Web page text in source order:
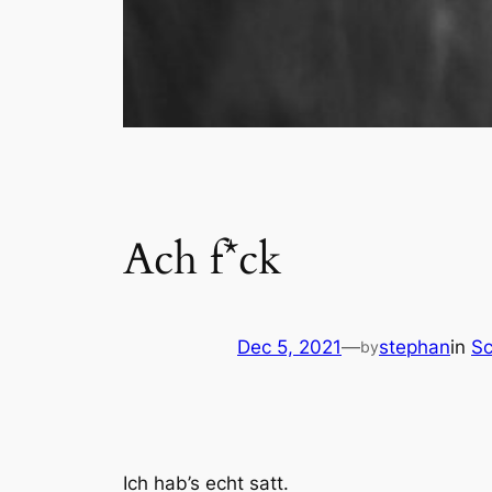
Ach f*ck
Dec 5, 2021—bystephanin
Ich hab’s echt satt.